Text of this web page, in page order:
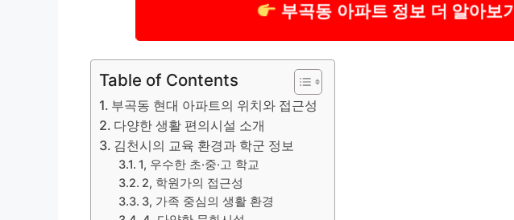
부곡동 아파트 정보 더 알아보기
Table of Contents
부곡동 현대 아파트의 위치와 접근성
다양한 생활 편의시설 소개
김천시의 교육 환경과 학군 정보
1, 우수한 초·중·고 학교
2, 학원가의 접근성
3, 가족 중심의 생활 환경